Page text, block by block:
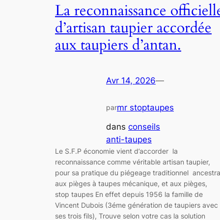
La reconnaissance
d’artisan taupier accordée
aux taupiers d’antan.
Avr 14, 2026—
parmr stoptaupes
dans conseils
anti-taupes
Le S.F.P économie vient d’accorder la
reconnaissance comme véritable artisan taupier,
pour sa pratique du piégeage traditionnel
aux pièges à taupes mécanique, et aux pièges,
stop taupes En effet depuis 1956 la famille de
Vincent Dubois (3éme génération de taupiers avec
ses trois fils), Trouve selon votre cas la solution